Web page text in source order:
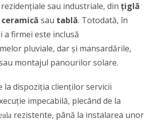
rezidențiale sau industriale, din țiglă
ceramică sau tablă. Totodată, în
a firmei este inclusă
pluviale, dar și mansardările,
montajul panourilor solare.
la dispoziția clienților servicii
impecabilă, plecând de la
rezistente, până la instalarea unor